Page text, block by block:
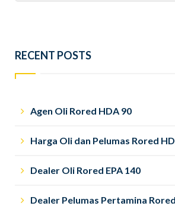
RECENT POSTS
Agen Oli Rored HDA 90
Harga Oli dan Pelumas Rored
Dealer Oli Rored EPA 140
Dealer Pelumas Pertamina